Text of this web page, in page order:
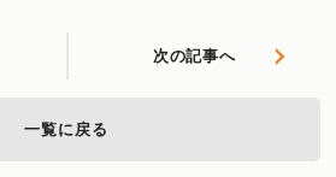
次の記事へ
一覧に戻る